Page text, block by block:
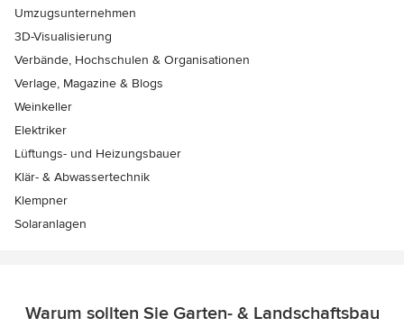
Umzugsunternehmen
3D-Visualisierung
Verbände, Hochschulen & Organisationen
Verlage, Magazine & Blogs
Weinkeller
Elektriker
Lüftungs- und Heizungsbauer
Klär- & Abwassertechnik
Klempner
Solaranlagen
Warum sollten Sie Garten- & Landschaftsbau